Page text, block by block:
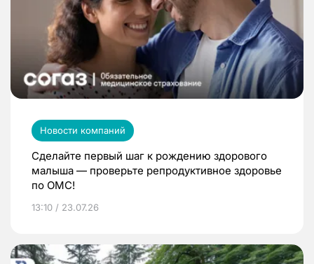
Новости компаний
Сделайте первый шаг к рождению здорового
малыша — проверьте репродуктивное здоровье
по ОМС!
13:10 / 23.07.26